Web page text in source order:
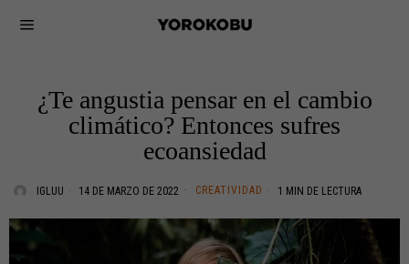
¿Te angustia pensar en el cambio
climático? Entonces sufres
ecoansiedad
IGLUU 14 DE MARZO DE 2022 CREATIVIDAD 1 MIN DE LECTURA